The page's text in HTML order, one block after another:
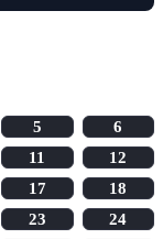
5
6
11
12
17
18
23
24